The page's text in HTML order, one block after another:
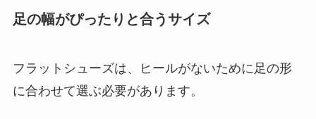
足の幅がぴったりと合うサイズ
フラットシューズは、ヒールがないために足の形
に合わせて選ぶ必要があります。